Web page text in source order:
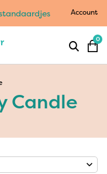
Account
0
Candle